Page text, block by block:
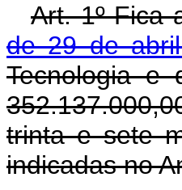
Art. 1º Fica
de 29 de
Tecnologia e
trinta e sete
indicadas no